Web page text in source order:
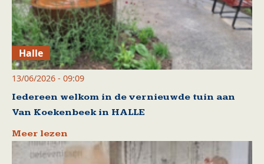
Halle
13/06/2026 - 09:09
Iedereen welkom in de vernieuwde tuin aan
Van Koekenbeek in HALLE
Meer lezen